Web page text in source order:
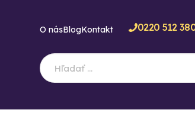
O násBlogKontakt 0220 512